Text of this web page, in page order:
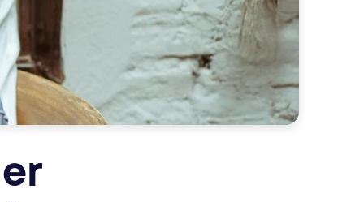
wirkung. mit know-how, kreativität und ki
und erfolgreiche strategien.